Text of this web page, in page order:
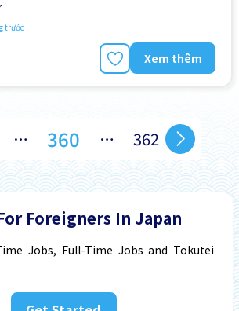
trước
Xem thêm
… 360 … 362
Foreigners In Japan
Jobs, Full-Time Jobs and Tokutei